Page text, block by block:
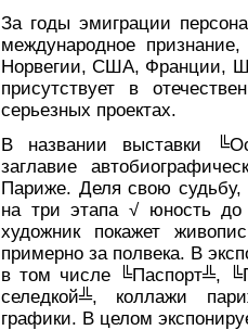
За годы эмиграции
международное
Норвегии, США, Франции,
присутствует в
серьезных проектах.
В названии выставки
заглавие
Париже. Деля свою
на три этапа √ юность
художник покажет
примерно за полвека. В
в том числе ╚Паспорт╩,
селедкой╩, коллажи
графики. В целом